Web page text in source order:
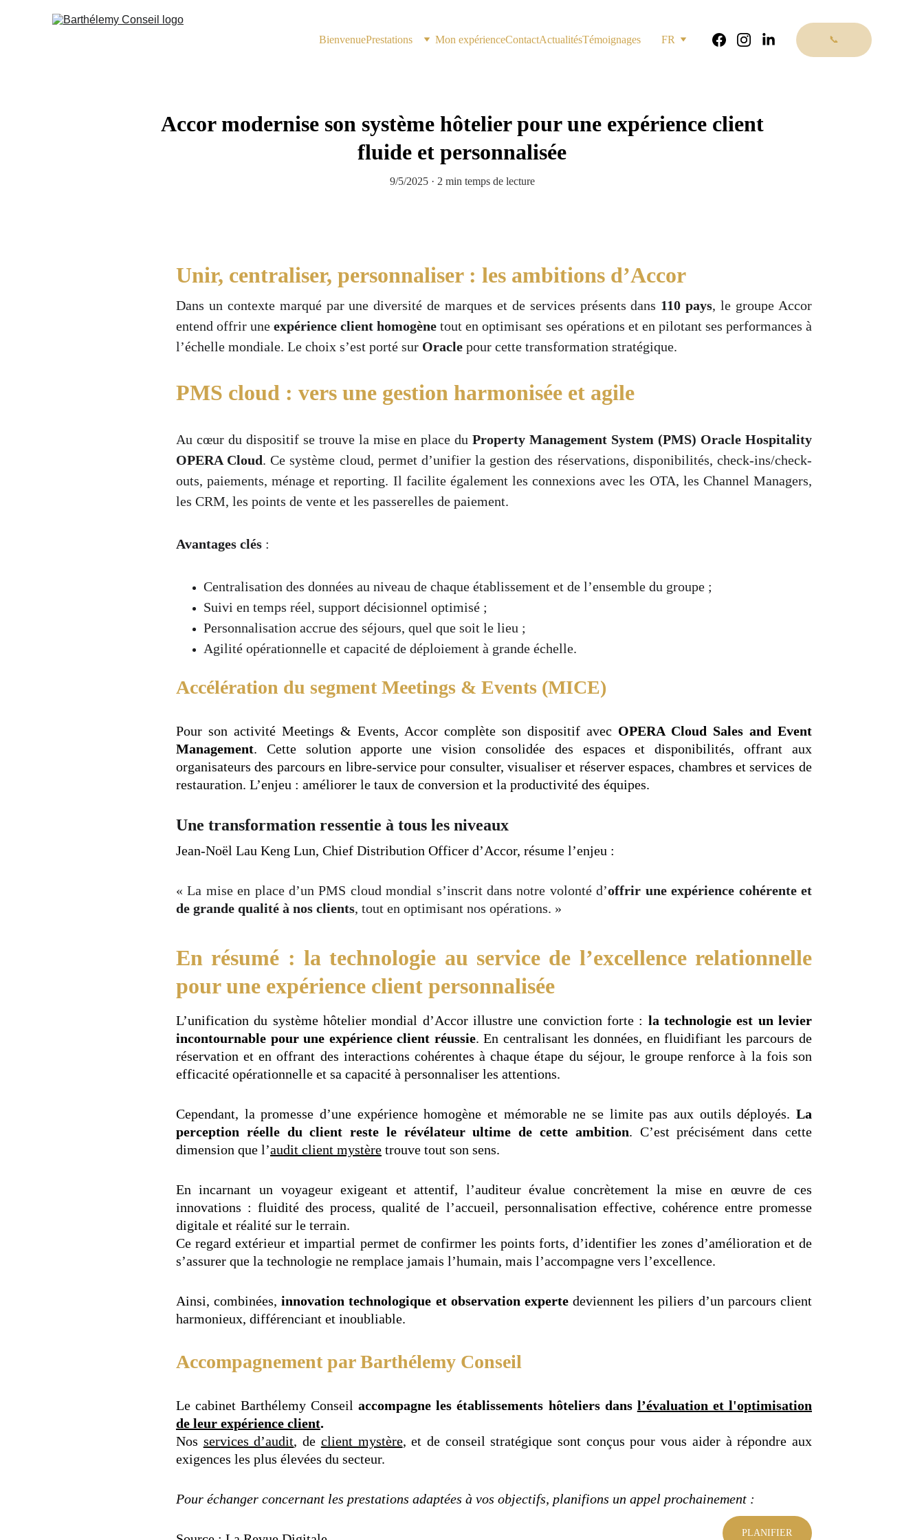
BienvenuePrestations Mon expérienceContactActualitésTémoignages FR 📞
Accor modernise son système hôtelier pour une expérience client
fluide et personnalisée
9/5/2025 2 min temps de lecture
Unir, centraliser, personnaliser : les ambitions d’Accor
Dans un contexte marqué par une diversité de marques et de services présents dans 110 pays, le groupe Accor
entend offrir uneexpérience client homogène tout en optimisant ses opérations et en pilotant ses performances à
l’échelle mondiale. Le choix s’est porté sur Oraclepour cette transformation stratégique.
PMS cloud : vers une gestion harmonisée et agile
Au cœur du dispositif se trouve la mise en place duProperty Management System (PMS) Oracle Hospitality
OPERA Cloud. Ce système cloud, permet d’unifier la gestion des réservations, disponibilités, check-ins/check-
outs, paiements, ménage et reporting. Il facilite également les connexions avec les OTA, les Channel Managers,
les CRM, les points de vente et les passerelles de paiement.
Avantages clés:
Centralisation des données au niveau de chaque établissement et de l’ensemble du groupe ;
Suivi en temps réel, support décisionnel optimisé ;
Personnalisation accrue des séjours, quel que soit le lieu ;
Agilité opérationnelle et capacité de déploiement à grande échelle.
Accélération du segment Meetings & Events (MICE)
Pour son activité Meetings & Events, Accor complète son dispositif avec OPERA Cloud Sales and Event
Management. Cette solution apporte une vision consolidée des espaces et disponibilités, offrant aux
organisateurs des parcours en libre-service pour consulter, visualiser et réserver espaces, chambres et services de
restauration. L’enjeu : améliorer le taux de conversion et la productivité des équipes.
Une transformation ressentie à tous les niveaux
Jean-Noël Lau Keng Lun, Chief Distribution Officer d’Accor, résume l’enjeu :
« La mise en place d’un PMS cloud mondial s’inscrit dans notre volonté d’offrir une expérience cohérente et
de grande qualité à nos clients, tout en optimisant nos opérations. »
En résumé : la technologie au service de l’excellence relationnelle
pour une expérience client personnalisée
L’unification du système hôtelier mondial d’Accor illustre une conviction forte : la technologie est un levier
incontournable pour une expérience client réussie. En centralisant les données, en fluidifiant les parcours de
réservation et en offrant des interactions cohérentes à chaque étape du séjour, le groupe renforce à la fois son
efficacité opérationnelle et sa capacité à personnaliser les attentions.
Cependant, la promesse d’une expérience homogène et mémorable ne se limite pas aux outils déployés. La
perception réelle du client reste le révélateur ultime de cette ambition. C’est précisément dans cette
dimension que l’audit client mystèretrouve tout son sens.
En incarnant un voyageur exigeant et attentif, l’auditeur évalue concrètement la mise en œuvre de ces
innovations : fluidité des process, qualité de l’accueil, personnalisation effective, cohérence entre promesse
digitale et réalité sur le terrain.
Ce regard extérieur et impartial permet de confirmer les points forts, d’identifier les zones d’amélioration et de
s’assurer que la technologie ne remplace jamais l’humain, mais l’accompagne vers l’excellence.
Ainsi, combinées,innovation technologique et observation expertedeviennent les piliers d’un parcours client
harmonieux, différenciant et inoubliable.
Accompagnement par Barthélemy Conseil
Le cabinet Barthélemy Conseilaccompagne les établissements hôteliers dans l’évaluation et l'optimisation
de leur expérience client.
Nos services d’audit, de client mystère, et de conseil stratégique sont conçus pour vous aider à répondre aux
exigences les plus élevées du secteur.
Pour échanger concernant les prestations adaptées à vos objectifs, planifions un appel prochainement :
PLANIFIER